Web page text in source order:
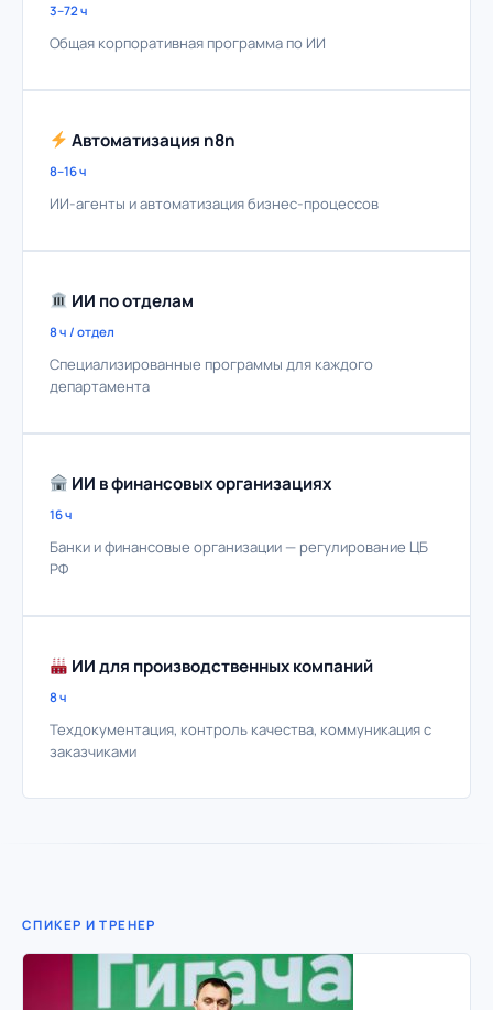
3–72 ч
Общая корпоративная программа по ИИ
Автоматизация n8n
8–16 ч
ИИ-агенты и автоматизация бизнес-процессов
ИИ по отделам
8 ч / отдел
Специализированные программы для каждого
департамента
ИИ в финансовых организациях
16 ч
Банки и финансовые организации — регулирование ЦБ
РФ
ИИ для производственных компаний
8 ч
Техдокументация, контроль качества, коммуникация с
заказчиками
СПИКЕР И ТРЕНЕР